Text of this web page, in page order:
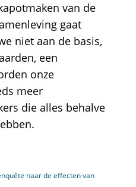
van de
gaat
niet aan de basis,
een
onze
meer
die alles behalve
naar de effecten van